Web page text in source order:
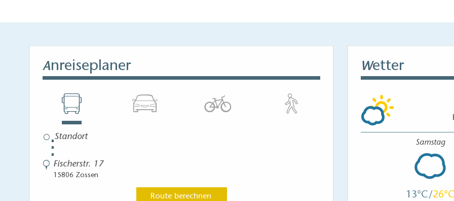
Anreiseplaner
⋮
Fischerstr. 17
15806 Zossen
Route berechnen
Wetter
Samstag
13 26